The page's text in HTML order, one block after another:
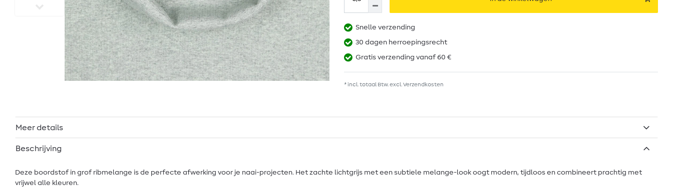
Snelle verzending
30 dagen herroepingsrecht
Gratis verzending vanaf 60 €
* incl. totaal Btw. excl.Verzendkosten
Meer details
Beschrijving
Deze boordstof in grof ribmelange is de perfecte afwerking voor je naai-projecten. Het zachte lichtgrijs met een subtiele melange-look oogt modern, tijdloos en combineert prachtig met
vrijwel alle kleuren.